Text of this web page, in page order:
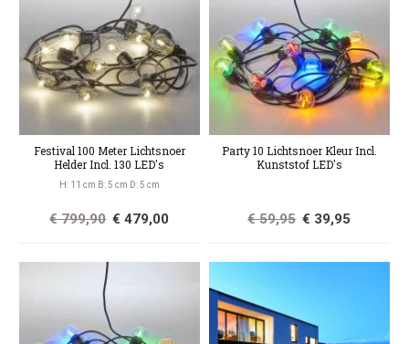
Festival 100 Meter Lichtsnoer
Helder Incl. 130 LED's
H: 11 cm B: 5 cm D: 5 cm
€ 479,00
€ 799,90
Party 10 Lichtsnoer Kleur Incl.
Kunststof LED's
€ 39,95
€ 59,95